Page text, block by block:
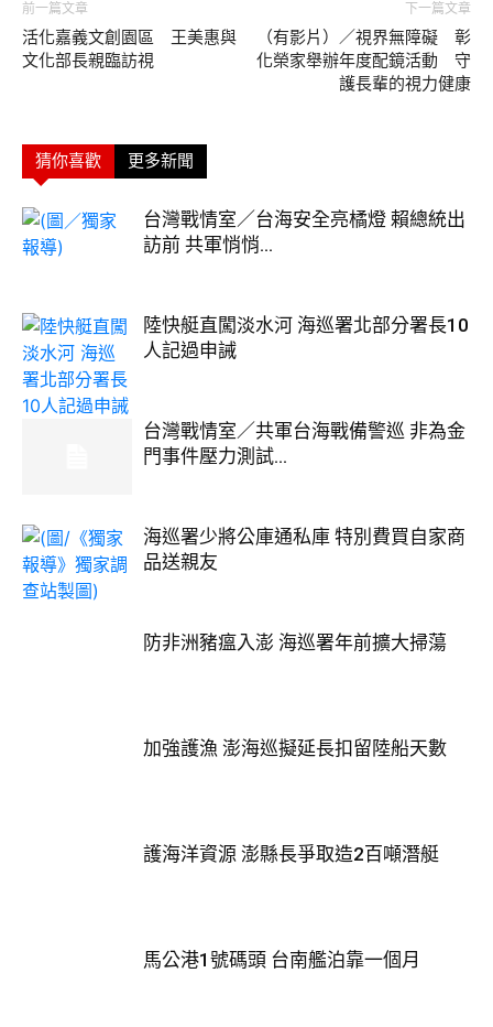
前一篇文章
活化嘉義文創園區 王美惠與
文化部長親臨訪視
下一篇文章
（有影片）／視界無障礙 彰
化榮家舉辦年度配鏡活動 守
護長輩的視力健康
猜你喜歡 更多新聞
台灣戰情室／台海安全亮橘燈 賴總統出
訪前 共軍悄悄...
陸快艇直闖淡水河 海巡署北部分署長10
人記過申誡
台灣戰情室／共軍台海戰備警巡 非為金
門事件壓力測試...
海巡署少將公庫通私庫 特別費買自家商
品送親友
防非洲豬瘟入澎 海巡署年前擴大掃蕩
加強護漁 澎海巡擬延長扣留陸船天數
護海洋資源 澎縣長爭取造2百噸潛艇
馬公港1號碼頭 台南艦泊靠一個月